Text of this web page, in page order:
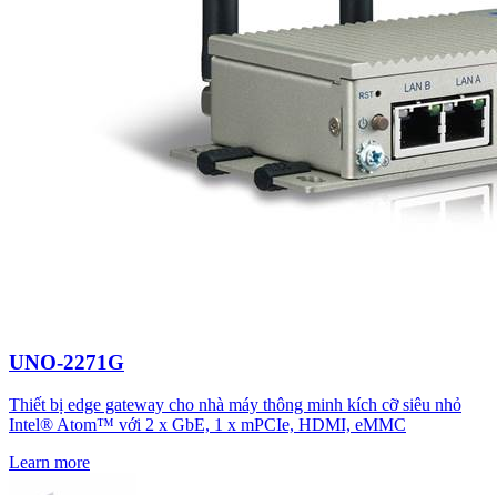
UNO-2271G
Thiết bị edge gateway cho nhà máy thông minh kích cỡ siêu nhỏ
Intel® Atom™ với 2 x GbE, 1 x mPCIe, HDMI, eMMC
Learn more